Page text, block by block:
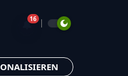
🔔16